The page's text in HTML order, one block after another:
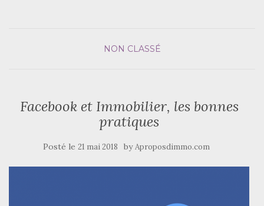
NON CLASSÉ
Facebook et Immobilier, les bonnes
pratiques
Posté le 21 mai 2018 byAproposdimmo.com